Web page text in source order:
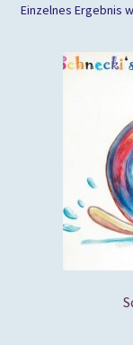
Einzelnes Ergebnis